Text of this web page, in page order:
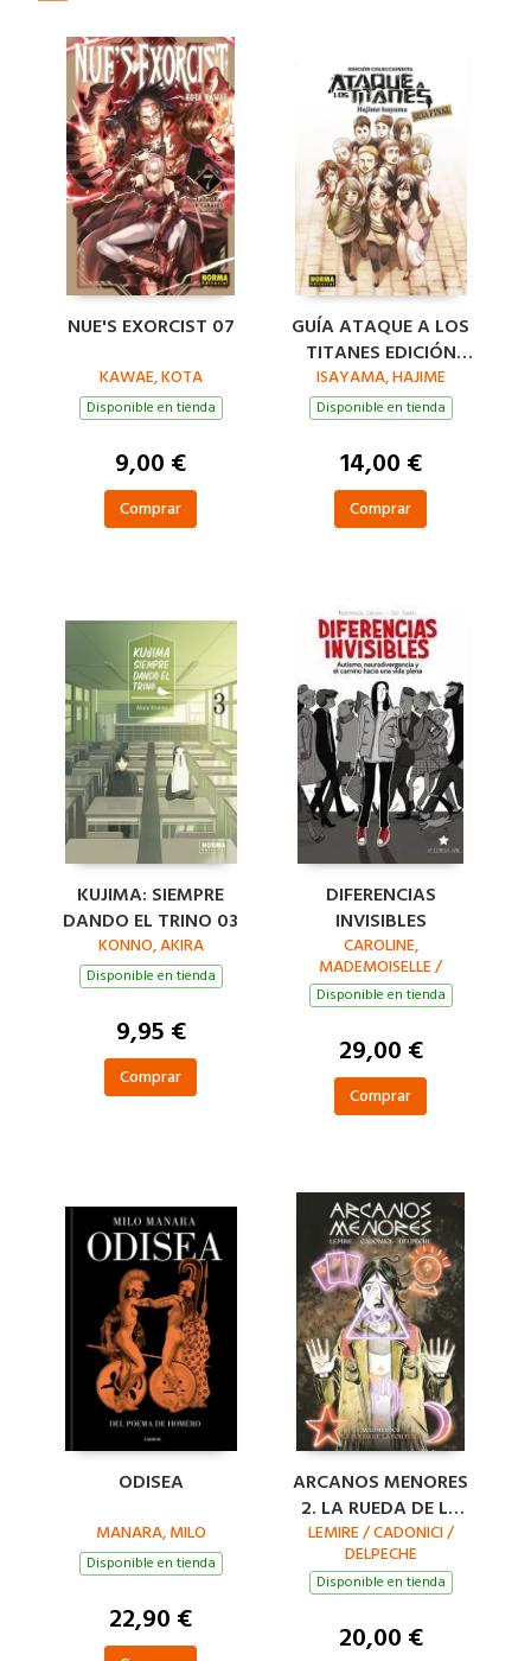
NUE'S EXORCIST 07
KAWAE, KOTA
Disponible en tienda
9,00 €
Comprar
GUÍA ATAQUE A LOS
TITANES EDICIÓN
COLECCIONISTA:
GUÍA FINAL
ISAYAMA, HAJIME
Disponible en tienda
14,00 €
Comprar
KUJIMA: SIEMPRE
DANDO EL TRINO 03
KONNO, AKIRA
Disponible en tienda
9,95 €
Comprar
DIFERENCIAS
INVISIBLES
CAROLINE,
MADEMOISELLE /
DACHEZ, JULIE
Disponible en tienda
29,00 €
Comprar
ODISEA
MANARA, MILO
Disponible en tienda
22,90 €
ARCANOS MENORES
2. LA RUEDA DE LA
FORTUNA
LEMIRE / CADONICI /
DELPECHE
Disponible en tienda
20,00 €